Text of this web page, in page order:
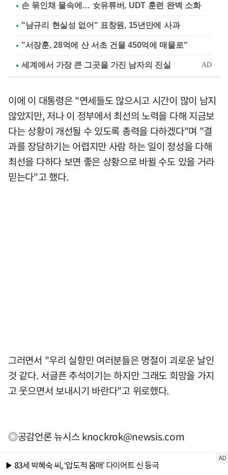
손 묶인채 물속에… 女유튜버, UDT 훈련 완벽 소화
"남규리 현실성 없어" 표창원, 15년만에 사과
"서장훈, 28억에 산 서초 건물 450억에 매물로"
이에 이 대통령은 "연세들도 많으시고 시간이 많이 남지
않았지만, 저나 이 정부에서 최선의 노력을 다해 지금보
다는 상황이 개선될 수 있도록 총력을 다하겠다"며 "결
과를 장담하기는 어렵지만 사람 하는 일이 정성을 다해
최선을 다하다 보면 좋은 상황으로 바뀔 수도 있을 거라
믿는다"고 했다.
그러면서 "우리 실향민 여러분들은 명절이 괴로운 날인
것 같다. 서글픈 추석이기는 하지만 그래도 희망을 가지
고 웃으면서 보내시기 바란다"고 위로했다.
◎공감언론 뉴시스knockrok@newsis.com